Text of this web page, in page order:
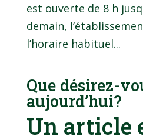
est ouverte de 8 h
demain,
l’horaire habituel...
Que désirez-
aujourd’hui?
Un article